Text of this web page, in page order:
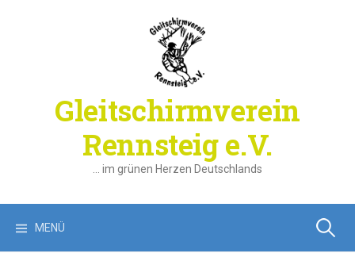
Gleitschirmverein
Rennsteig e.V.
… im grünen Herzen Deutschlands
MENÜ Suchen